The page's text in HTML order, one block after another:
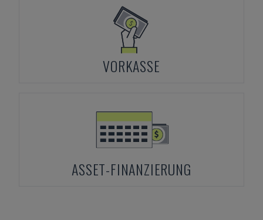
VORKASSE
ASSET-FINANZIERUNG